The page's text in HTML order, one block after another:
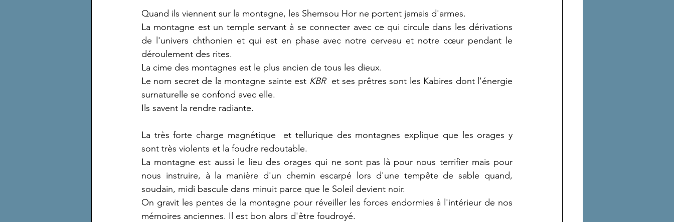
Quand ils viennent sur la montagne, les Shemsou Hor ne portent jamais d'armes.
La montagne est un temple servant à se connecter avec ce qui circule dans les dérivations
de l'univers chthonien et qui est en phase avec notre cerveau et notre cœur pendant le
déroulement des rites.
La cime des montagnes est le plus ancien de tous les dieux.
Le nom secret de la montagne sainte est KBR et ses prêtres sont les Kabires dont l'énergie
surnaturelle se confond avec elle.
Ils savent la rendre radiante.
La très forte charge magnétique  et tellurique des montagnes explique que les orages y
sont très violents et la foudre redoutable.
La montagne est aussi le lieu des orages qui ne sont pas là pour nous terrifier mais pour
nous instruire, à la manière d'un chemin escarpé lors d'une tempête de sable quand,
soudain, midi bascule dans minuit parce que le Soleil devient noir.
On gravit les pentes de la montagne pour réveiller les forces endormies à l'intérieur de nos
mémoires anciennes. Il est bon alors d'être foudroyé.